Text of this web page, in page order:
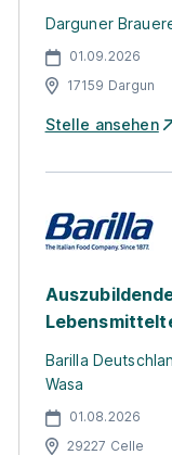
Darguner
01.09.2026
17159 Dargun
Stelle ansehen
Barilla
Wasa
01.08.2026
29227 Celle